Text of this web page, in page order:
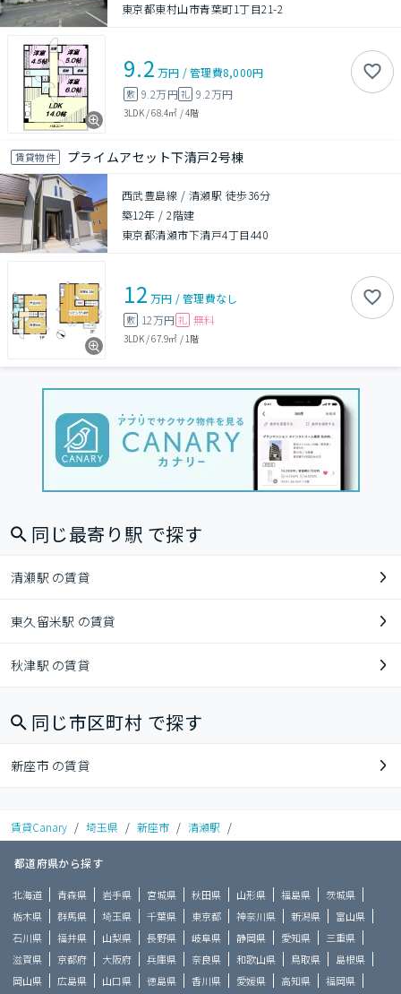
東京都東村山市青葉町1丁目21-2
9.2 万円 /管理費8,000円
敷 9.2万円礼 9.2万円
3LDK/68.4㎡ /4階
賃貸物件 プライムアセット下清戸2号棟
西武豊島線 / 清瀬駅 徒歩36分
築12年 /2階建
東京都清瀬市下清戸4丁目440
12 万円 /管理費なし
敷 12万円 礼 無料
3LDK/67.9㎡ / 1階
同じ最寄り駅 で探す
清瀬駅 の賃貸
東久留米駅 の賃貸
秋津駅 の賃貸
同じ市区町村 で探す
新座市 の賃貸
賃貸Canary / 埼玉県 / 新座市 / 清瀬駅 /
都道府県から探す
北海道 青森県 岩手県 宮城県 秋田県 山形県 福島県
茨城県
栃木県
群馬県 埼玉県 千葉県 東京都 神奈川県 新潟県
富山県
石川県
福井県 山梨県 長野県 岐阜県 静岡県 愛知県
三重県
滋賀県
京都府 大阪府 兵庫県 奈良県 和歌山県 鳥取県
島根県
岡山県
広島県 山口県 徳島県 香川県 愛媛県 高知県 福岡県